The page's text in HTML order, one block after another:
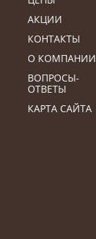
АКЦИИ
КОНТАКТЫ
О КОМПАНИИ
ВОПРОСЫ-
ОТВЕТЫ
КАРТА САЙТА